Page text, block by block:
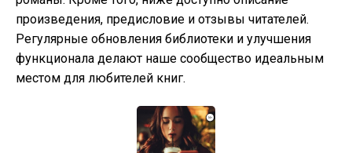
произведения, предисловие и отзывы читателей.
Регулярные обновления библиотеки и улучшения
функционала делают наше сообщество идеальным
местом для любителей книг.